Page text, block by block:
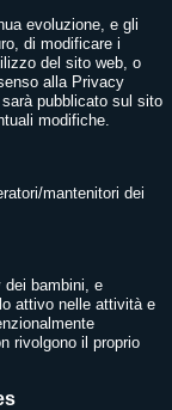
evoluzione, e gli
di modificare i
del sito web, o
alla Privacy
pubblicato sul sito
modifiche.
mantenitori dei
dei bambini, e
attivo nelle attività e
rivolgono il proprio